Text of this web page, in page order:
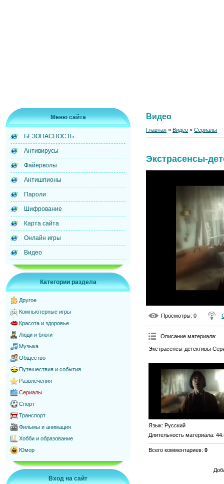
Меню сайта
БЕЗОПАСНОСТЬ
Антивирусы
Файерволы
Антишпионы
Пароли
Шифрование
Карта сайта
Онлайн игры
Видео
Категории раздела
Другое
Компьютерные игры
Красота и здоровье
Люди и блоги
Музыка
Общество
Путешествия и события
Развлечения
Сериалы
Спорт
Транспорт
Фильмы и анимация
Хобби и образование
Юмор
Вход на сайт
Видео
Главная » Видео » Сериалы
Экстрасенсы-
Просмотры: 0
Описание материала:
Экстрасенсы-детективы
Язык: Русский
Длительность материала:
Всего комментариев: 0